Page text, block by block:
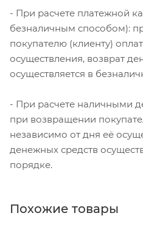
- При расчете платежной
безналичным способом):
покупателю (клиенту)
осуществления, возврат
осуществляется в
- При расчете наличными
при возвращении
независимо от дня её
денежных средств
порядке.
Похожие товары